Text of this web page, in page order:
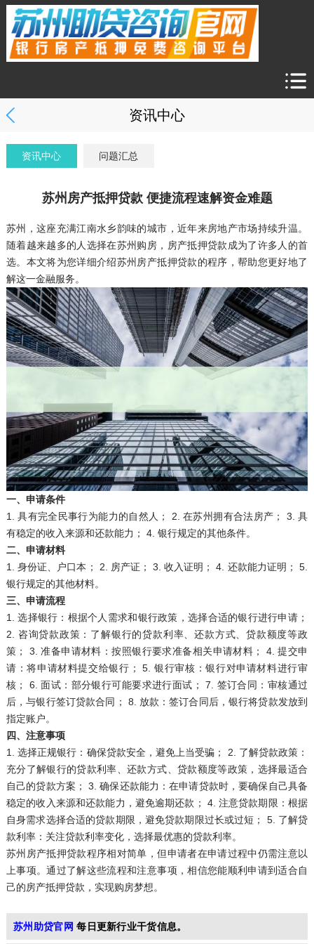
资讯中心
资讯中心 问题汇总
苏州房产抵押贷款 便捷流程速解资金难题
苏州，这座充满江南水乡韵味的城市，近年来房地产市场持续升温。
随着越来越多的人选择在苏州购房，房产抵押贷款成为了许多人的首
选。本文将为您详细介绍苏州房产抵押贷款的程序，帮助您更好地了
解这一金融服务。
一、申请条件
1. 具有完全民事行为能力的自然人； 2. 在苏州拥有合法房产； 3. 具
有稳定的收入来源和还款能力； 4. 银行规定的其他条件。
二、申请材料
1. 身份证、户口本； 2. 房产证； 3. 收入证明； 4. 还款能力证明； 5.
银行规定的其他材料。
三、申请流程
1. 选择银行：根据个人需求和银行政策，选择合适的银行进行申请；
2. 咨询贷款政策：了解银行的贷款利率、还款方式、贷款额度等政
策； 3. 准备申请材料：按照银行要求准备相关申请材料； 4. 提交申
请：将申请材料提交给银行； 5. 银行审核：银行对申请材料进行审
核； 6. 面试：部分银行可能要求进行面试； 7. 签订合同：审核通过
后，与银行签订贷款合同； 8. 放款：签订合同后，银行将贷款发放到
指定账户。
四、注意事项
1. 选择正规银行：确保贷款安全，避免上当受骗； 2. 了解贷款政策：
充分了解银行的贷款利率、还款方式、贷款额度等政策，选择最适合
自己的贷款方案； 3. 确保还款能力：在申请贷款时，要确保自己具备
稳定的收入来源和还款能力，避免逾期还款； 4. 注意贷款期限：根据
自身需求选择合适的贷款期限，避免贷款期限过长或过短； 5. 了解贷
款利率：关注贷款利率变化，选择最优惠的贷款利率。
苏州房产抵押贷款程序相对简单，但申请者在申请过程中仍需注意以
上事项。通过了解这些流程和注意事项，相信您能顺利申请到适合自
己的房产抵押贷款，实现购房梦想。
苏州助贷官网 每日更新行业干货信息。